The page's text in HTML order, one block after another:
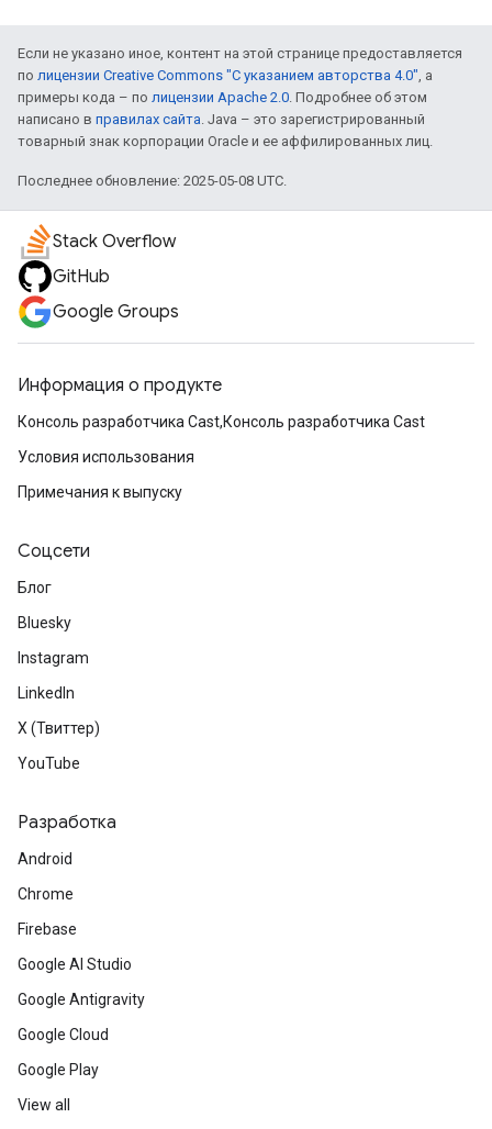
Если не указано иное, контент на этой странице предоставляется
по лицензии Creative Commons "С указанием авторства 4.0", а
примеры кода – по лицензии Apache 2.0. Подробнее об этом
написано в правилах сайта. Java – это зарегистрированный
товарный знак корпорации Oracle и ее аффилированных лиц.
Последнее обновление: 2025-05-08 UTC.
Stack Overflow
GitHub
Google Groups
Информация о продукте
Консоль разработчика Cast,Консоль разработчика Cast
Условия использования
Примечания к выпуску
Соцсети
Блог
Bluesky
Instagram
LinkedIn
X (Твиттер)
YouTube
Разработка
Android
Chrome
Firebase
Google AI Studio
Google Antigravity
Google Cloud
Google Play
View all